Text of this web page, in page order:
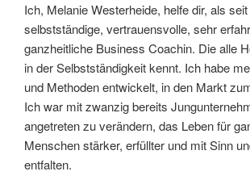
Ich, Melanie Westerheide, helfe dir, als
selbstständige, vertrauensvolle, sehr
ganzheitliche Business Coachin. Die alle
in der Selbstständigkeit kennt. Ich habe
und Methoden entwickelt, in den Markt
Ich war mit zwanzig bereits
angetreten zu verändern, das Leben für
Menschen stärker, erfüllter und mit Sinn
entfalten.